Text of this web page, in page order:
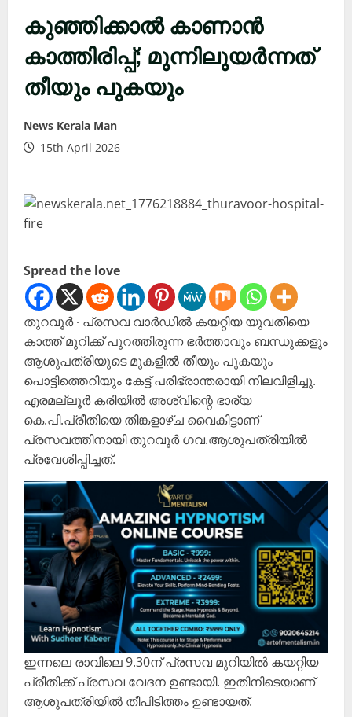
കുഞ്ഞിക്കാല്‍ കാണാൻ
കാത്തിരിപ്പ്; മുന്നിലുയർന്നത്
തീയും പുകയും
News Kerala Man
15th April 2026
Spread the love
തുറവൂർ ∙ പ്രസവ വാർഡിൽ കയറ്റിയ യുവതിയെ
കാത്ത് മുറിക്ക് പുറത്തിരുന്ന ഭർത്താവും ബന്ധുക്കളും
ആശുപത്രിയുടെ മുകളിൽ തീയും പുകയും
പൊട്ടിത്തെറിയും കേട്ട് പരിഭ്രാന്തരായി നിലവിളിച്ചു.
എരമല്ലൂർ കരിയിൽ അശ്വിന്റെ ഭാര്യ
കെ.പി.പ്രീതിയെ തിങ്കളാഴ്ച വൈകിട്ടാണ്
പ്രസവത്തിനായി തുറവൂർ ഗവ.ആശുപത്രിയിൽ
പ്രവേശിപ്പിച്ചത്.
ഇന്നലെ രാവിലെ 9.30ന് പ്രസവ മുറിയിൽ കയറ്റിയ
പ്രീതിക്ക് പ്രസവ വേദന ഉണ്ടായി. ഇതിനിടെയാണ്
ആശുപത്രിയിൽ തീപിടിത്തം ഉണ്ടായത്.